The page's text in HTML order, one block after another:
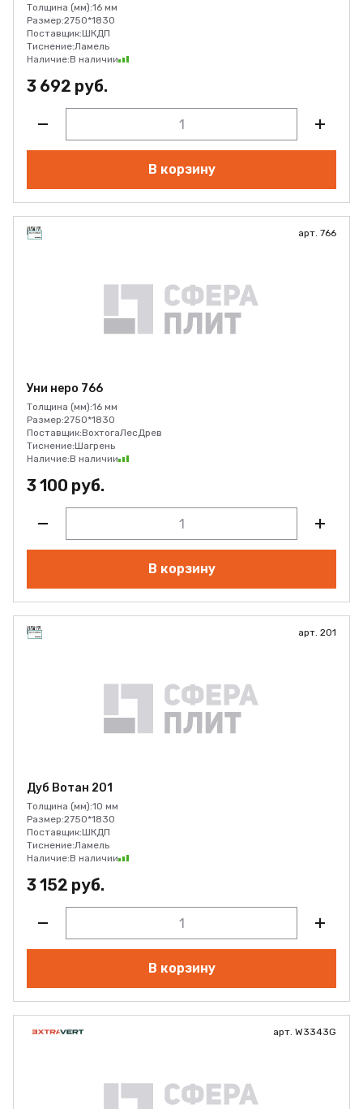
Толщина (мм):16 мм
Размер:2750*1830
Поставщик:ШКДП
Тиснение:Ламель
Наличие:В наличии
3 692 руб.
В корзину
арт. 766
Уни неро 766
Толщина (мм):16 мм
Размер:2750*1830
Поставщик:ВохтогаЛесДрев
Тиснение:Шагрень
Наличие:В наличии
3 100 руб.
В корзину
арт. 201
Дуб Вотан 201
Толщина (мм):10 мм
Размер:2750*1830
Поставщик:ШКДП
Тиснение:Ламель
Наличие:В наличии
3 152 руб.
В корзину
арт. W3343G